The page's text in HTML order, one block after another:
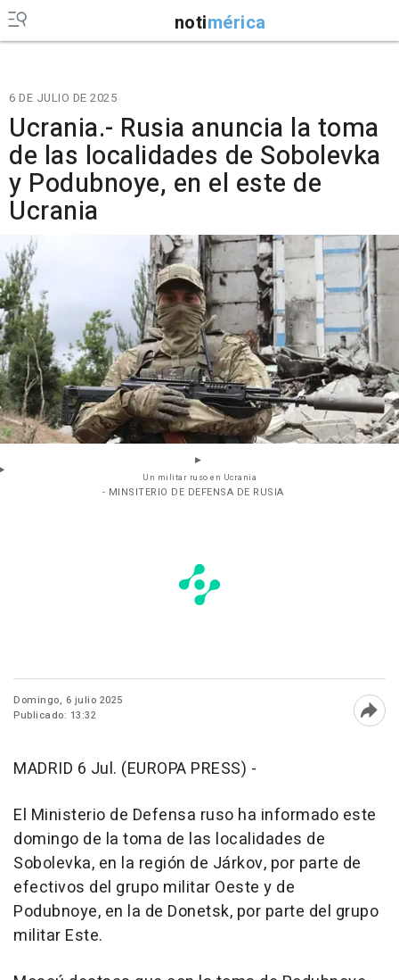
notimérica
6 DE JULIO DE 2025
Ucrania.- Rusia anuncia la toma
de las localidades de Sobolevka
y Podubnoye, en el este de
Ucrania
Un militar ruso en Ucrania
- MINSITERIO DE DEFENSA DE RUSIA
Domingo, 6 julio 2025
Publicado: 13:32
MADRID 6 Jul. (EUROPA PRESS) -
El Ministerio de Defensa ruso ha informado este
domingo de la toma de las localidades de
Sobolevka, en la región de Járkov, por parte de
efectivos del grupo militar Oeste y de
Podubnoye, en la de Donetsk, por parte del grupo
militar Este.